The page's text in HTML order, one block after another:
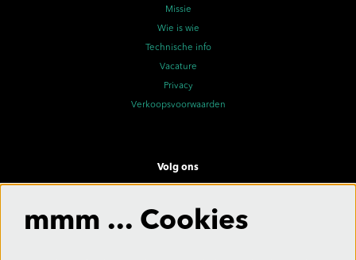
Missie
Wie is wie
Technische info
Vacature
Privacy
Verkoopsvoorwaarden
Volg ons
mmm ... Cookies